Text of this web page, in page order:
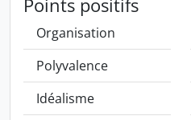
Points positifs
Organisation
Polyvalence
Idéalisme